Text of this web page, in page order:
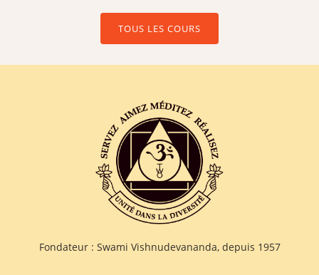
TOUS LES COURS
Fondateur : Swami Vishnudevananda, depuis 1957